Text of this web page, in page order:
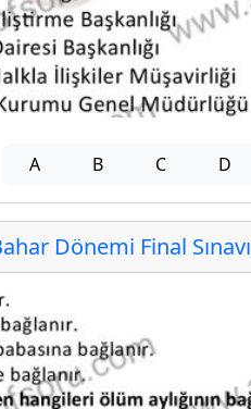
A B C D
Dönemi Final Sınavı